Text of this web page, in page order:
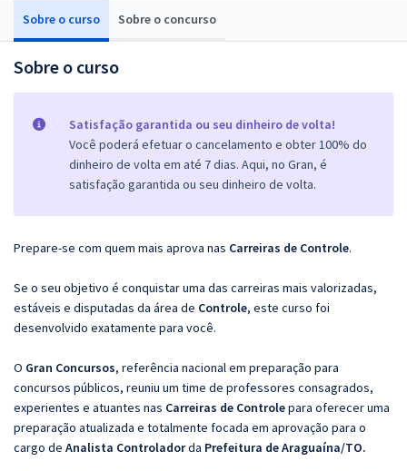
Sobre o curso Sobre o concurso
Sobre o curso
Satisfação garantida ou seu dinheiro de volta!
Você poderá efetuar o cancelamento e obter 100% do
dinheiro de volta em até 7 dias. Aqui, no Gran, é
satisfação garantida ou seu dinheiro de volta.
Prepare-se com quem mais aprova nas Carreiras de Controle.
Se o seu objetivo é conquistar uma das carreiras mais valorizadas,
estáveis e disputadas da área de Controle, este curso foi
desenvolvido exatamente para você.
O Gran Concursos, referência nacional em preparação para
concursos públicos, reuniu um time de professores consagrados,
experientes e atuantes nas Carreiras de Controlepara oferecer uma
preparação atualizada e totalmente focada em aprovação para o
cargo de Analista Controladorda Prefeitura de Araguaína/TO.